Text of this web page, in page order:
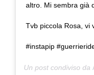
altro. Mi sembra già
Tvb piccola Rosa, vi
#instapip
Un post condiviso da